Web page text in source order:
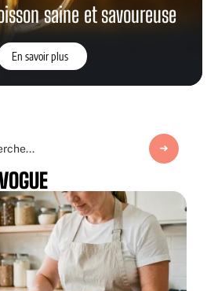
saine et savoureuse
En savoir plus